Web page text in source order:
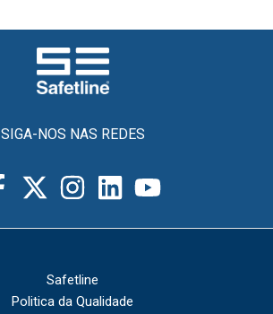
SIGA-NOS NAS REDES
Safetline
Politica da Qualidade